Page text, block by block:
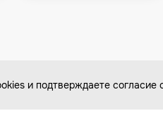
и подтверждаете